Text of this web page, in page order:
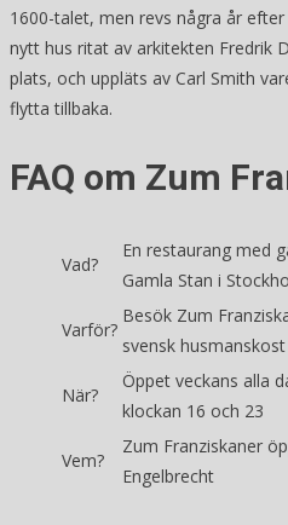
1600-talet, men revs några år
nytt hus ritat av arkitekten Fredrik
plats, och uppläts av Carl Smith
flytta tillbaka.
FAQ om Zum
Vad?
En restaurang med
Gamla Stan i
Varför?
Besök Zum
svensk
När?
Öppet veckans alla
klockan 16 och 23
Vem?
Zum Franziskaner
Engelbrecht